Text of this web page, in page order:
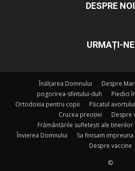
DESPRE NOI
URMAȚI-NE
Înălțarea Domnului
Despre
pogorirea-sfintului-duh
Piedici
Ortodoxia pentru copii
Păcatul avortului
Crucea preoției
Despre
Frământările sufletești ale tinerilor
Învierea Domnului
Sa finisam
Despre vaccine
©